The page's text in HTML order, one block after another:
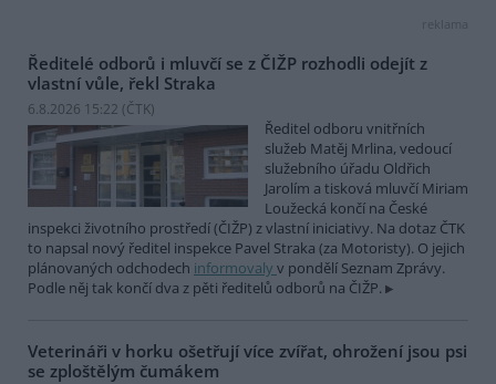
reklama
Ředitelé odborů i mluvčí se z ČIŽP rozhodli odejít z
vlastní vůle, řekl Straka
6.8.2026 15:22 (ČTK)
Ředitel odboru vnitřních
služeb Matěj Mrlina, vedoucí
služebního úřadu Oldřich
Jarolím a tisková mluvčí Miriam
Loužecká končí na České
inspekci životního prostředí (ČIŽP) z vlastní iniciativy. Na dotaz ČTK
to napsal nový ředitel inspekce Pavel Straka (za Motoristy). O jejich
plánovaných odchodech informovaly v pondělí Seznam Zprávy.
Podle něj tak končí dva z pěti ředitelů odborů na ČIŽP.
Veterináři v horku ošetřují více zvířat, ohrožení jsou psi
se zploštělým čumákem